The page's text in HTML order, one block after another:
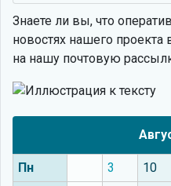
Знаете ли вы, что
новостях нашего
на нашу почтовую
Пн 3 10